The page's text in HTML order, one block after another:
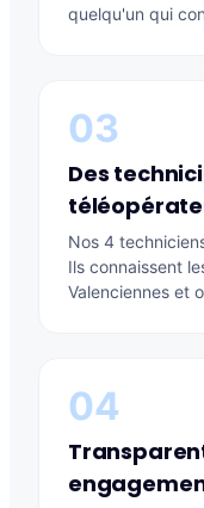
quelqu'un qui
03
Des
Nos 4
Ils connaissent
Valenciennes et
04